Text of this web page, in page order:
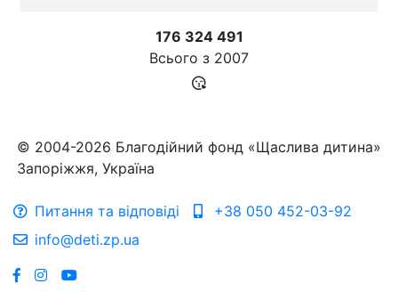
176 324 491
Всього з 2007
© 2004-2026 Благодійний фонд «Щаслива дитина»
Запоріжжя, Україна
Питання та відповіді
+38 050 452-03-92
info@deti.zp.ua